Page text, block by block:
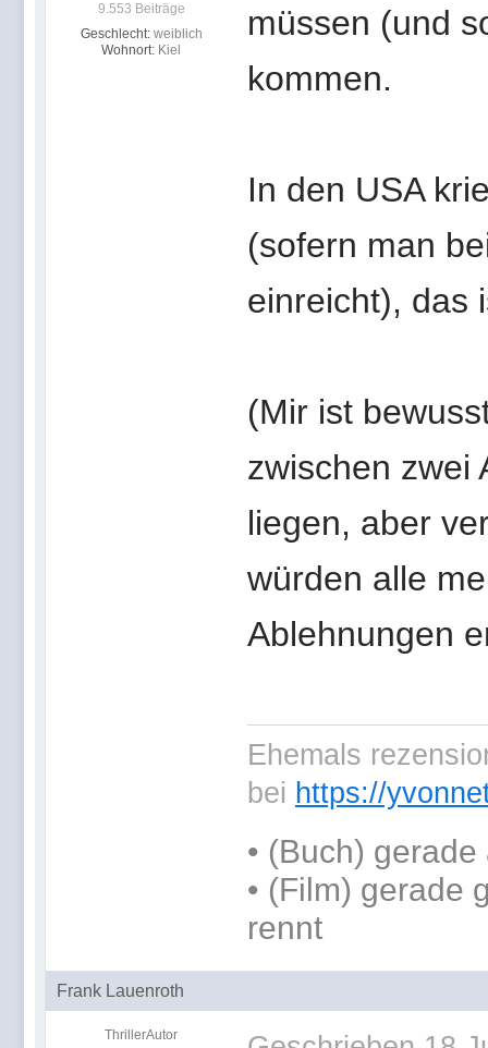
9.553 Beiträge
Geschlecht: weiblich
Wohnort: Kiel
müssen (und
kommen.
In den USA
(sofern man
einreicht), das
(Mir ist
zwischen zwei
liegen, aber
würden alle
Ablehnungen
Ehemals
bei https://
• (Buch) gerade
• (Film) gerade
rennt
Frank Lauenroth
ThrillerAutor